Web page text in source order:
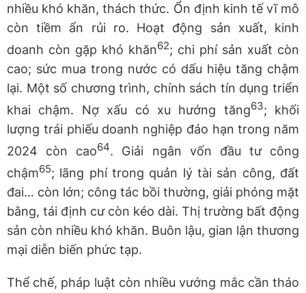
nhiều khó khăn, thách thức. Ổn định kinh tế vĩ mô
còn tiềm ẩn rủi ro. Hoạt động sản xuất, kinh
doanh còn gặp khó khăn62; chi phí sản xuất còn
cao; sức mua trong nước có dấu hiệu tăng chậm
lại. Một số chương trình, chính sách tín dụng triển
khai chậm. Nợ xấu có xu hướng tăng63; khối
lượng trái phiếu doanh nghiệp đáo hạn trong năm
2024 còn cao64. Giải ngân vốn đầu tư công
chậm65; lãng phí trong quản lý tài sản công, đất
đai… còn lớn; công tác bồi thường, giải phóng mặt
bằng, tái định cư còn kéo dài. Thị trường bất động
sản còn nhiều khó khăn. Buôn lậu, gian lận thương
mại diễn biến phức tạp.
Thể chế, pháp luật còn nhiều vướng mắc cần tháo